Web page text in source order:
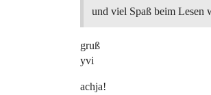
und viel Spaß beim Lesen
gruß
yvi
achja!